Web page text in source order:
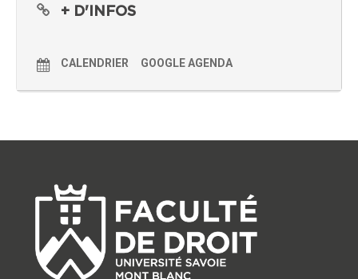
+ D'INFOS
CALENDRIER GOOGLE AGENDA